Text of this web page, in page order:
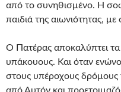
από το συνηθισμένο. Η
παιδιά της αιωνιότητας,
Ο Πατέρας αποκαλύπτει
υπάκουους. Και όταν
στους υπέροχους